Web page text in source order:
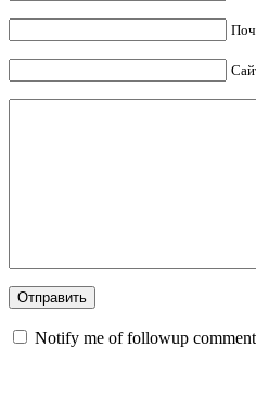
Notify me of followup